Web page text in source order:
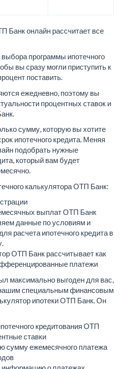
Банк онлайн рассчитает все
программы ипотечного
вы сразу могли приступить к
поставить.
ежедневно, поэтому вы
процентных ставок и
сумму, которую вы хотите
ипотечного кредита. Меняя
подобрать нужные
который вам будет
калькулятора ОТП Банк:
выплат ОТП Банк
данные по условиям и
расчета ипотечного кредита в
ОТП Банк рассчитывает как
платежи
максимально выгоден для вас,
специальным финансовым
ипотеки ОТП Банк. Он
кредитования ОТП
ставки
сумму ежемесячного платежа